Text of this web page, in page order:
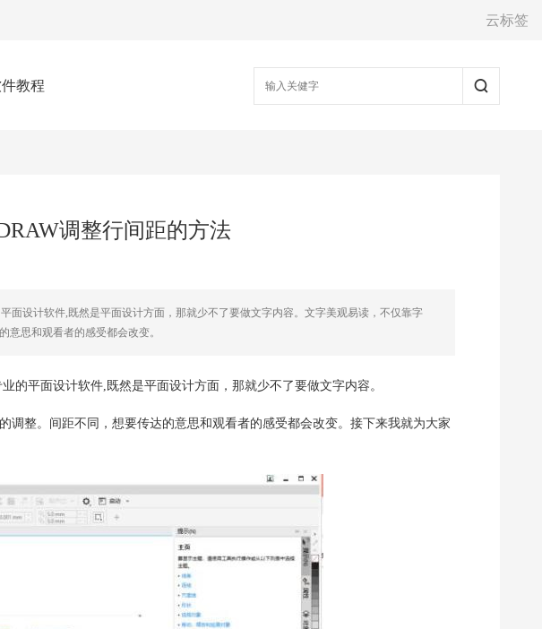
云标签
教程
调整行间距的方法
平面设计软件,既然是平面设计方面，那就少不了要做文字内容。文字美观易读，不仅靠字
意思和观看者的感受都会改变。
的平面设计软件,既然是平面设计方面，那就少不了要做文字内容。
调整。间距不同，想要传达的意思和观看者的感受都会改变。接下来我就为大家